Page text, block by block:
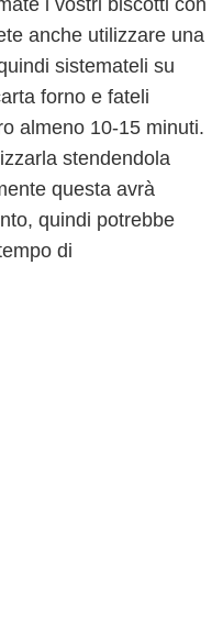
i vostri biscotti con
anche utilizzare una
sistemateli su
forno e fateli
almeno 10-15 minuti.
stendendola
questa avrà
quindi potrebbe
di